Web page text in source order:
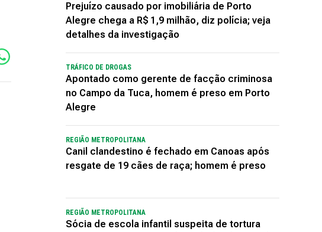
Prejuízo causado por imobiliária de Porto
Alegre chega a R$ 1,9 milhão, diz polícia; veja
detalhes da investigação
TRÁFICO DE DROGAS
Apontado como gerente de facção criminosa
no Campo da Tuca, homem é preso em Porto
Alegre
REGIÃO METROPOLITANA
Canil clandestino é fechado em Canoas após
resgate de 19 cães de raça; homem é preso
REGIÃO METROPOLITANA
Sócia de escola infantil suspeita de tortura